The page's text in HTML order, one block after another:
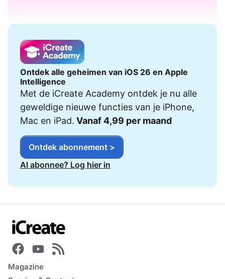
Ontdek alle geheimen van iOS 26 en Apple
Intelligence
Met de iCreate Academy ontdek je nu alle
geweldige nieuwe functies van je iPhone,
Mac en iPad. Vanaf 4,99 per maand
Ontdek abonnement >
Al abonnee? Log hier in
Magazine